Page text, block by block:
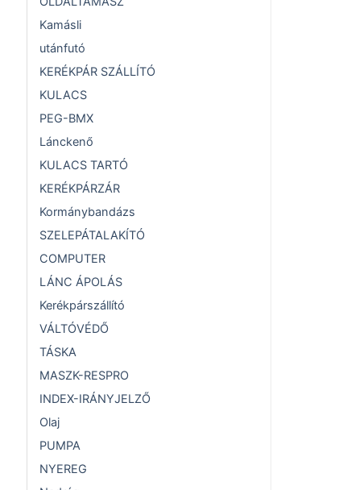
Kamásli
utánfutó
KERÉKPÁR SZÁLLÍTÓ
KULACS
PEG-BMX
Lánckenő
KULACS TARTÓ
KERÉKPÁRZÁR
Kormánybandázs
SZELEPÁTALAKÍTÓ
COMPUTER
LÁNC ÁPOLÁS
Kerékpárszállító
VÁLTÓVÉDŐ
TÁSKA
MASZK-RESPRO
INDEX-IRÁNYJELZŐ
Olaj
PUMPA
NYEREG